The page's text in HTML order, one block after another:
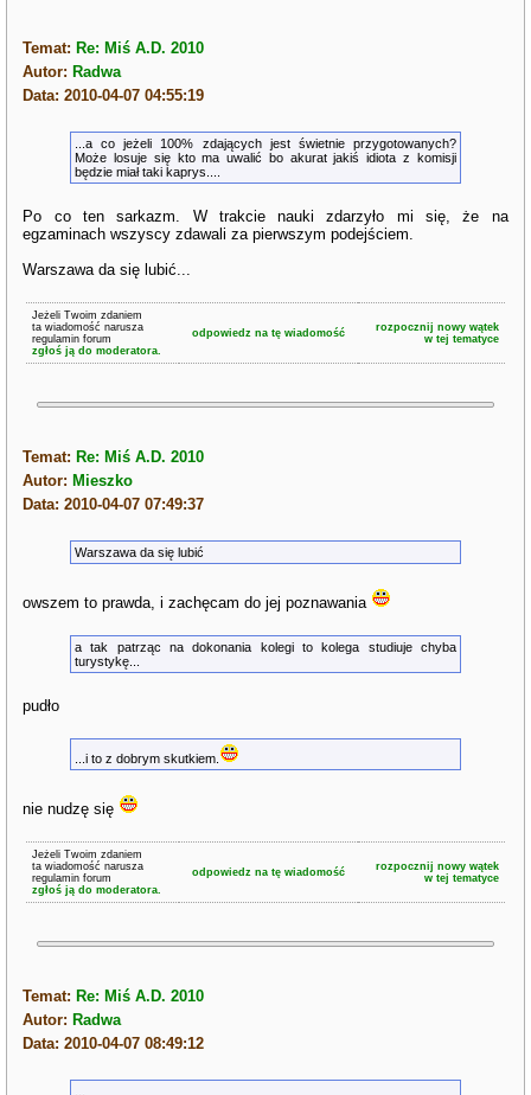
Temat: Re: Miś A.D. 2010
Autor: Radwa
Data: 2010-04-07 04:55:19
...a co jeżeli 100% zdających jest świetnie przygotowanych?
Może losuje się kto ma uwalić bo akurat jakiś idiota z komisji
będzie miał taki kaprys....
Po co ten sarkazm. W trakcie nauki zdarzyło mi się, że na
egzaminach wszyscy zdawali za pierwszym podejściem.
Warszawa da się lubić...
Jeżeli Twoim zdaniem
ta wiadomość narusza
regulamin forum
zgłoś ją do moderatora.
odpowiedz na tę wiadomość
rozpocznij nowy wątek
w tej tematyce
Temat: Re: Miś A.D. 2010
Autor: Mieszko
Data: 2010-04-07 07:49:37
Warszawa da się lubić
owszem to prawda, i zachęcam do jej poznawania
a tak patrząc na dokonania kolegi to kolega studiuje chyba
turystykę...
pudło
...i to z dobrym skutkiem.
nie nudzę się
Jeżeli Twoim zdaniem
ta wiadomość narusza
regulamin forum
zgłoś ją do moderatora.
odpowiedz na tę wiadomość
rozpocznij nowy wątek
w tej tematyce
Temat: Re: Miś A.D. 2010
Autor: Radwa
Data: 2010-04-07 08:49:12